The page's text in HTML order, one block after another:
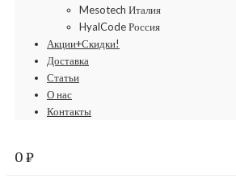
Mesotech Италия
HyalCode Россия
Акции+Скидки!
Доставка
Статьи
О нас
Контакты
0₽